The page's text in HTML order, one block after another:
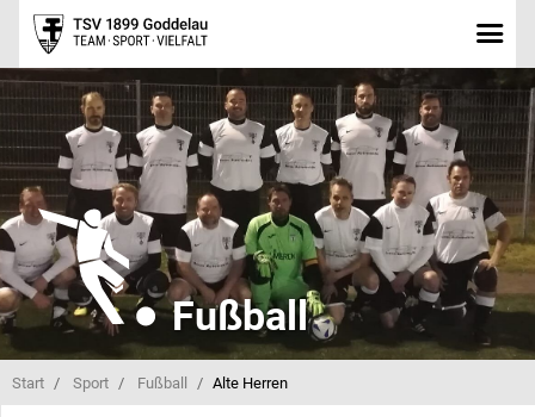
Fußball
Start Sport Fußball Alte Herren